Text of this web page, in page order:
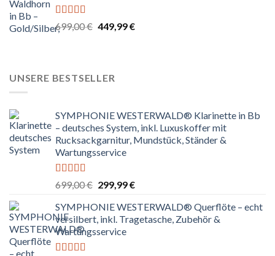
Bewertet
mit
4.67
699,00€ Ursprünglicher
449,99€Aktueller
UNSERE BESTSELLER
SYMPHONIE WESTERWALD® Klarinette in Bb
– deutsches System, inkl. Luxuskoffer mit
Rucksackgarnitur, Mundstück, Ständer &
Wartungsservice
Bewertet
4.80
von 5
699,00€ Ursprünglicher
war:
699,00 €
299,99€Aktueller
ist:
299,99 €.
SYMPHONIE WESTERWALD® Querflöte – echt
versilbert, inkl. Tragetasche, Zubehör &
Wartungsservice